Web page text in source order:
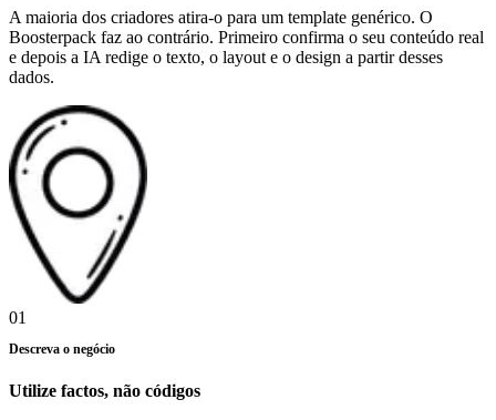
A maioria dos criadores atira-o para um template genérico. O
Boosterpack faz ao contrário. Primeiro confirma o seu conteúdo real
e depois a IA redige o texto, o layout e o design a partir desses
dados.
01
Descreva o negócio
Utilize factos, não códigos